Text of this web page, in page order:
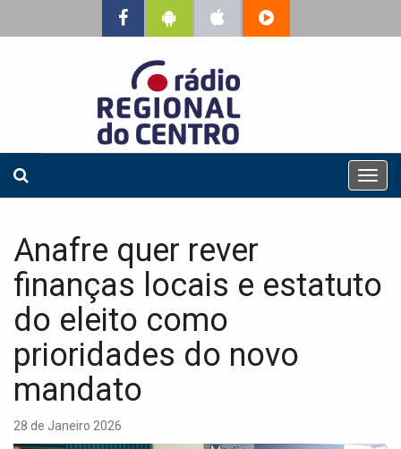
T
o
n
o
Anafre quer rever
finanças locais e estatuto
do eleito como
prioridades do novo
mandato
28 de Janeiro 2026